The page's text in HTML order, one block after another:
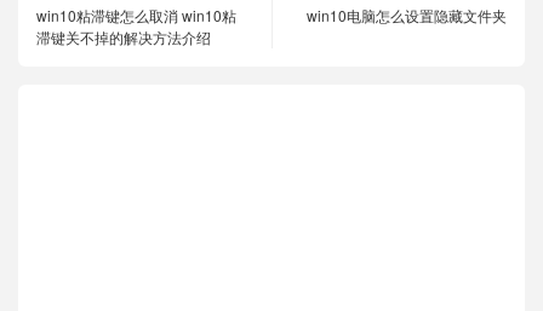
win10粘滞键怎么取消 win10粘
滞键关不掉的解决方法介绍
win10电脑怎么设置隐藏文件夹